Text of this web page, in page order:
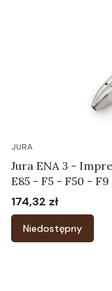
JURA
Jura ENA 3 - Impressa C - C5 - E10 - E20 - E25 - E80 -
E85 - F5 - F50 - F9 -
XF70 - XS90 -
spieniającego
Cena
174,32 zł
Niedostępny